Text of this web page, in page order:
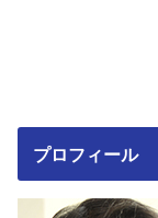
プロフィール